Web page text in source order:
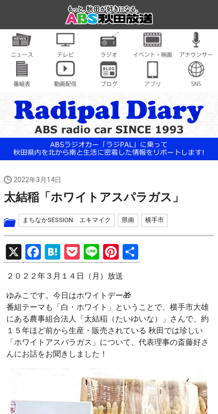
2022年3月14日
太結稲「ホワイトアスパラガス」
まちなかSESSION エキマイク 県南 横手市
X
F
a
ce
b
o
o
k
H
at
e
n
a
P
o
ck
et
Li
n
e
Pi
nt
er
es
t
有
２０２２年３月１４日（月）放送
ゆみこです。今日はホワイトデー🎁
番組テーマも「白・ホワイト」ということで、横手市大雄
にある農事組合法人「太結稲（たいゆいな）」さんで、約
１５年ほど前から生産・販売されている 秋田では珍しい
「ホワイトアスパラガス」について、代表理事の斎藤好さ
んにお話をお聞きしました！